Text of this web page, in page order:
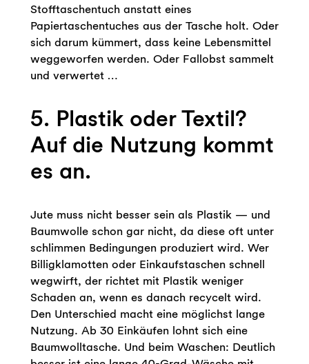
Stofftaschentuch anstatt eines
Papiertaschentuches aus der Tasche holt. Oder
sich darum kümmert, dass keine Lebensmittel
weggeworfen werden. Oder Fallobst sammelt
und verwertet …
5. Plastik oder Textil?
Auf die Nutzung kommt
es an.
Jute muss nicht besser sein als Plastik — und
Baumwolle schon gar nicht, da diese oft unter
schlimmen Bedingungen produziert wird. Wer
Billigklamotten oder Einkaufstaschen schnell
wegwirft, der richtet mit Plastik weniger
Schaden an, wenn es danach recycelt wird.
Den Unterschied macht eine möglichst lange
Nutzung. Ab 30 Einkäufen lohnt sich eine
Baumwolltasche. Und beim Waschen: Deutlich